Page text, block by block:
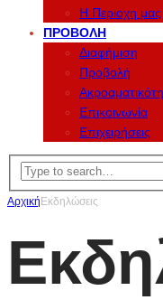
Η Περιοχη μας
ΠΡΟΒΟΛΉ
Διαφήμιση
Προβολή
Επικοινωνία
Επιχειρήσεις
ΑρχικήΕκδηλώσεις